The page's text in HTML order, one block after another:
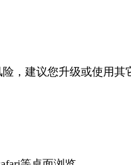
，建议您升级或使用其